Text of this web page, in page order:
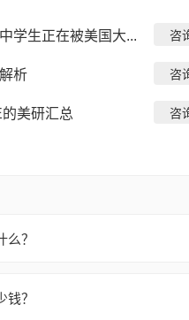
学生正在被美国大... 咨
析 咨
美研汇总 咨
？
？